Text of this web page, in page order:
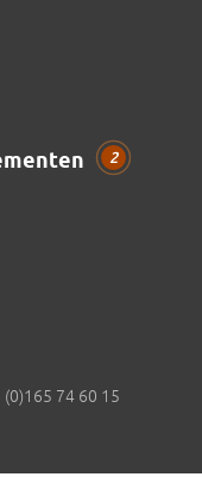
2
(0)165 74 60 15